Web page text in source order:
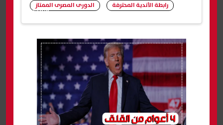
شارك
رابطة الأندية المحترفة
الدورى المصرى الممتاز